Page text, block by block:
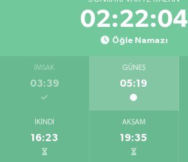
02:22:03
Öğle Namazı
İMSAK
03:39
GÜNEŞ
05:19
İKINDI
16:23
AKŞAM
19:35